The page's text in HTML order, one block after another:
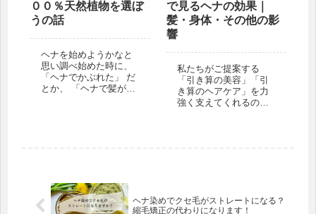
００％天然植物を選ぼ
うの話
ヘナを始めようかなと
思い調べ始めた時に、
「ヘナでかぶれた」 だ
とか、 「ヘナで髪が傷
で見るヘナの効果｜
髪・身体・その他の影
響
私たちがご提案する
「引き算の美容」「引
き算のヘアケア」を力
強く支えてくれるのが
ヘナ染めでクセ毛がストレートになる？
縮毛矯正の代わりになります！